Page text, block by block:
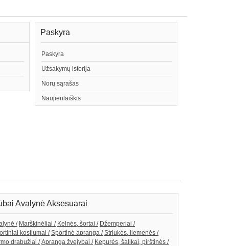
Paskyra
Paskyra
Užsakymų istorija
Norų sąrašas
Naujienlaiškis
Avalynė Aksesuarai
/ Marškinėliai / Kelnės, šortai / Džemperiai /
kostiumai / Sportinė apranga / Striukės, liemenės /
drabužiai / Apranga žvejybai / Kepurės, šalikai, pirštinės /